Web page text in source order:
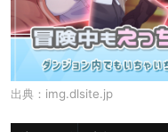
出典： img.dlsite.jp